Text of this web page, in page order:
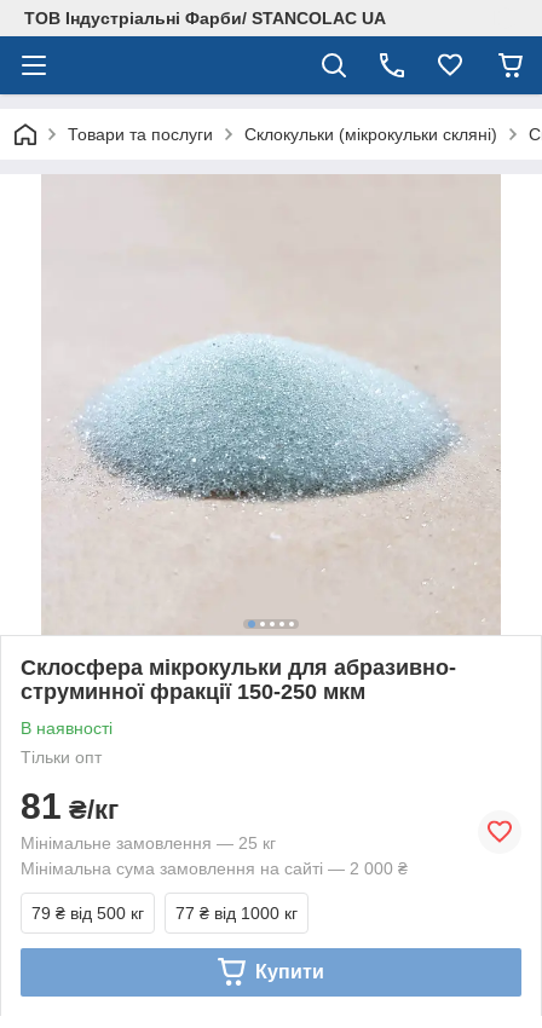
ТОВ Індустріальні Фарби/ STANCOLAC UA
Товари та послуги Склокульки (мікрокульки скляні)
Склосфера мікрокульки для абразивно-
струминної фракції 150-250 мкм
В наявності
Тільки опт
81 ₴/кг
Мінімальне замовлення — 25 кг
Мінімальна сума замовлення на сайті — 2 000 ₴
79 ₴ від 500 кг 77 ₴ від 1000 кг
Купити